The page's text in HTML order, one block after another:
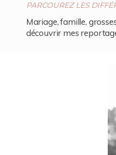
PARCOUREZ LES
Mariage, famille,
découvrir mes